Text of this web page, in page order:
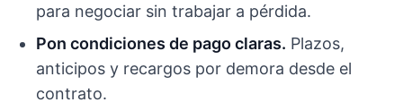
para negociar sin trabajar a pérdida.
Pon condiciones de pago claras. Plazos,
anticipos y recargos por demora desde el
contrato.